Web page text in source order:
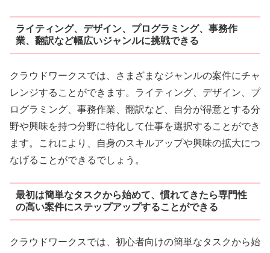
ライティング、デザイン、プログラミング、事務作
業、翻訳など幅広いジャンルに挑戦できる
クラウドワークスでは、さまざまなジャンルの案件にチャ
レンジすることができます。ライティング、デザイン、プ
ログラミング、事務作業、翻訳など、自分が得意とする分
野や興味を持つ分野に特化して仕事を選択することができ
ます。これにより、自身のスキルアップや興味の拡大につ
なげることができるでしょう。
最初は簡単なタスクから始めて、慣れてきたら専門性
の高い案件にステップアップすることができる
クラウドワークスでは、初心者向けの簡単なタスクから始